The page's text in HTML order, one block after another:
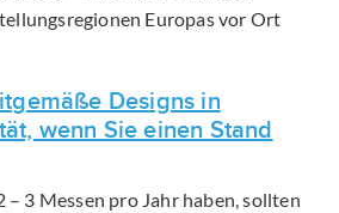
Europas vor Ort
Designs in
wenn Sie einen Stand
– 3 Messen pro Jahr haben, sollten